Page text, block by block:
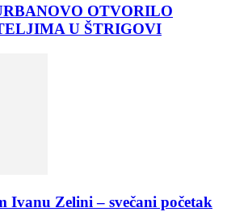
OTVORILO
U ŠTRIGOVI
Ivanu Zelini – svečani početak